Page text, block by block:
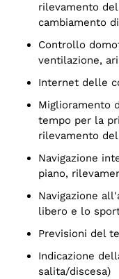
rilevamento
cambiamento
Controllo domotico (controllo riscaldamento,
ventilazione,
Internet delle
Miglioramento del GPS (ad es. miglioramento del
tempo per la
rilevamento
Navigazione interna (rilevamento del cambio di
piano,
Navigazione all'aperto, applicazioni per il tempo
libero e lo
Previsioni del
Indicazione della velocità verticale (velocità di
salita/discesa)